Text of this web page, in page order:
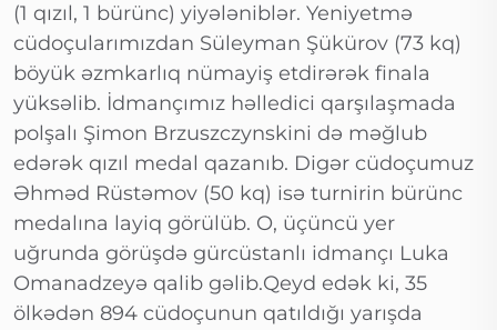
(1 qızıl, 1 bürünc) yiyələniblər. Yeniyetmə
cüdoçularımızdan Süleyman Şükürov (73 kq)
böyük əzmkarlıq nümayiş etdirərək finala
yüksəlib. İdmançımız həlledici qarşılaşmada
polşalı Şimon Brzuszczynskini də məğlub
edərək qızıl medal qazanıb. Digər cüdoçumuz
Əhməd Rüstəmov (50 kq) isə turnirin bürünc
medalına layiq görülüb. O, üçüncü yer
uğrunda görüşdə gürcüstanlı idmançı Luka
Omanadzeyə qalib gəlib.Qeyd edək ki, 35
ölkədən 894 cüdoçunun qatıldığı yarışda